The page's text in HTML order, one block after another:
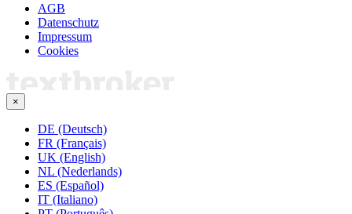
AGB
Datenschutz
Impressum
Cookies
×
DE (Deutsch)
FR (Français)
UK (English)
NL (Nederlands)
ES (Español)
IT (Italiano)